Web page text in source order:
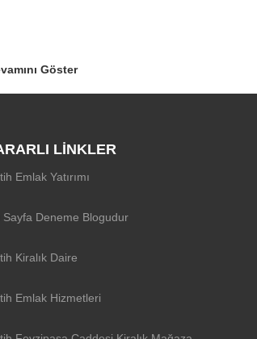
Göster
LİNKLER
Emlak Yatırımı
Sayfa Deneme Blogudur
Kiralık Daire
Emlak Hizmetleri